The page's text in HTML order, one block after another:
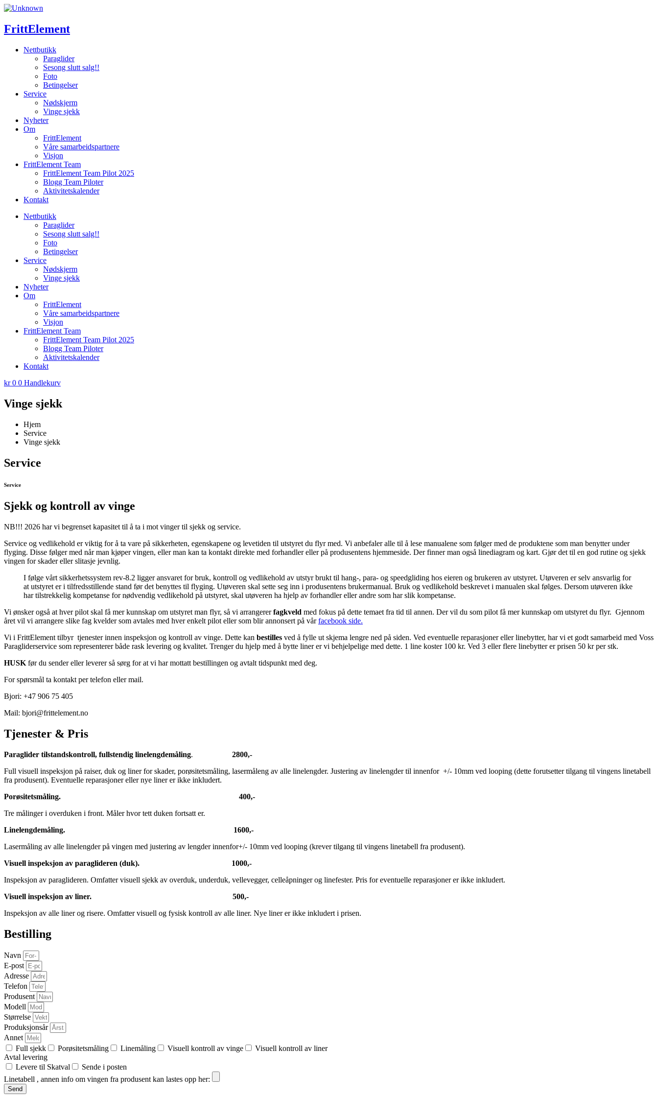
Skip
content
FrittElement
Nettbutikk
Paraglider
Sesong slutt salg!!
Foto
Betingelser
Service
Nødskjerm
Vinge sjekk
Nyheter
Om
FrittElement
Våre samarbeidspartnere
Visjon
FrittElement Team
FrittElement Team Pilot 2025
Blogg Team Piloter
Aktivitetskalender
Kontakt
Nettbutikk
Paraglider
Sesong slutt salg!!
Foto
Betingelser
Service
Nødskjerm
Vinge sjekk
Nyheter
Om
FrittElement
Våre samarbeidspartnere
Visjon
FrittElement Team
FrittElement Team Pilot 2025
Blogg Team Piloter
Aktivitetskalender
Kontakt
kr0 0 Handlekurv
Vinge sjekk
Hjem
Service
Vinge sjekk
Service
Service
Sjekk og kontroll av vinge
NB!!! 2026 har vi begrenset kapasitet til å ta i mot vinger til sjekk og service.
Service og vedlikehold er viktig for å ta vare på sikkerheten, egenskapene og levetiden til utstyret du flyr med. Vi anbefaler alle til å lese manualene som følger med de produktene som man benytter under
flyging. Disse følger med når man kjøper vingen, eller man kan ta kontakt direkte med forhandler eller på produsentens hjemmeside. Der finner man også linediagram og kart. Gjør det til en god rutine og sjekk
vingen for skader eller slitasje jevnlig.
I følge vårt sikkerhetssystem rev-8.2 ligger ansvaret for bruk, kontroll og vedlikehold av utstyr brukt til hang-, para- og speedgliding hos eieren og brukeren av utstyret. Utøveren er selv ansvarlig for
at utstyret er i tilfredsstillende stand før det benyttes til flyging. Utøveren skal sette seg inn i produsentens brukermanual. Bruk og vedlikehold beskrevet i manualen skal følges. Dersom utøveren ikke
har tilstrekkelig kompetanse for nødvendig vedlikehold på utstyret, skal utøveren ha hjelp av forhandler eller andre som har slik kompetanse.
Vi ønsker også at hver pilot skal få mer kunnskap om utstyret man flyr, så vi arrangererfagkveld med fokus på dette temaet fra tid til annen. Der vil du som pilot få mer kunnskap om utstyret du flyr. Gjennom
året vil vi arrangere slike fag kvelder som avtales med hver enkelt pilot eller som blir annonsert på vårfacebook side.
Vi i FrittElement tilbyr tjenester innen inspeksjon og kontroll av vinge. Dette kan bestilles ved å fylle ut skjema lengre ned på siden. Ved eventuelle reparasjoner eller linebytter, har vi et godt samarbeid med Voss
Paragliderservice som representerer både rask levering og kvalitet. Trenger du hjelp med å bytte liner er vi behjelpelige med dette. 1 line koster 100 kr. Ved 3 eller flere linebytter er prisen 50 kr per stk.
HUSK før du sender eller leverer så sørg for at vi har mottatt bestillingen og avtalt tidspunkt med deg.
For spørsmål ta kontakt per telefon eller mail.
Bjori: +47 906 75 405
Mail: bjori@frittelement.no
Tjenester & Pris
Paraglider tilstandskontroll, fullstendig linelengdemåling. 2800,-
Full visuell inspeksjon på raiser, duk og liner for skader, porøsitetsmåling, lasermåleng av alle linelengder. Justering av linelengder til innenfor +/- 10mm ved looping (dette forutsetter tilgang til vingens linetabell
fra produsent). Eventuelle reparasjoner eller nye liner er ikke inkludert.
Porøsitetsmåling. 400,-
Tre målinger i overduken i front. Måler hvor tett duken fortsatt er.
Linelengdemåling. 1600,-
Lasermåling av alle linelengder på vingen med justering av lengder innenfor+/- 10mm ved looping (krever tilgang til vingens linetabell fra produsent).
Visuell inspeksjon av paraglideren (duk). 1000,-
Inspeksjon av paraglideren. Omfatter visuell sjekk av overduk, underduk, vellevegger, celleåpninger og linefester. Pris for eventuelle reparasjoner er ikke inkludert.
Visuell inspeksjon av liner. 500,-
Inspeksjon av alle liner og risere. Omfatter visuell og fysisk kontroll av alle liner. Nye liner er ikke inkludert i prisen.
Bestilling
Navn
E-post
Adresse
Telefon
Produsent
Modell
Størrelse
Produksjonsår
Annet
Full sjekk
Porøsitetsmåling Linemåling Visuell kontroll av vinge
Visuell kontroll av liner
Avtal levering
Levere til Skatval
Sende i posten
Linetabell , annen info om vingen fra produsent kan lastes opp her:
Send